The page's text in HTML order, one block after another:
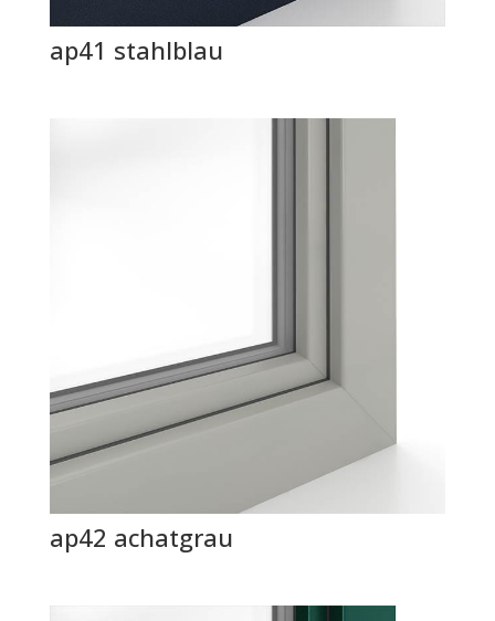
ap41 stahlblau
ap42 achatgrau